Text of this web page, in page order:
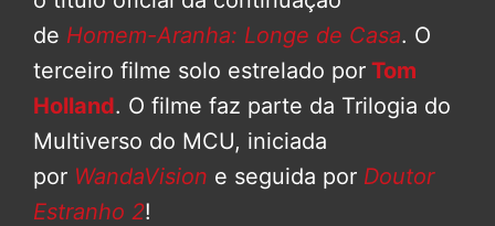
de Homem-Aranha: Longe de Casa. O
terceiro filme solo estrelado por Tom
Holland. O filme faz parte da Trilogia do
Multiverso do MCU, iniciada
por WandaVision e seguida por Doutor
Estranho 2!